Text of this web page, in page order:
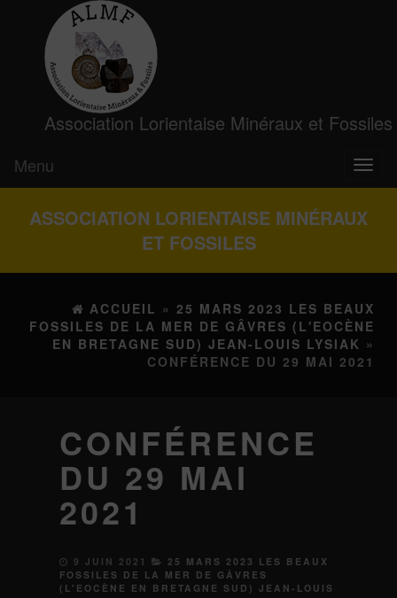
Association Lorientaise Minéraux et Fossiles
Menu
ASSOCIATION LORIENTAISE MINÉRAUX
ET FOSSILES
ACCUEIL » 25 MARS 2023 LES BEAUX
FOSSILES DE LA MER DE GÂVRES (L'EOCÈNE
EN BRETAGNE SUD) JEAN-LOUIS LYSIAK »
CONFÉRENCE DU 29 MAI 2021
CONFÉRENCE
DU 29 MAI
2021
9 JUIN 2021
25 MARS 2023 LES BEAUX
FOSSILES DE LA MER DE GÂVRES
(L'EOCÈNE EN BRETAGNE SUD) JEAN-LOUIS